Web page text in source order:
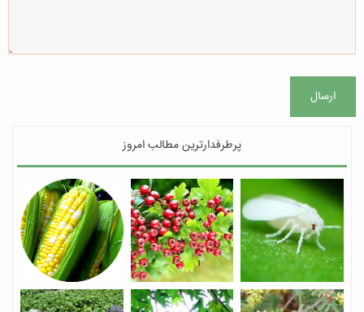
ارسال
پرطرفدارترین مطالب امروز